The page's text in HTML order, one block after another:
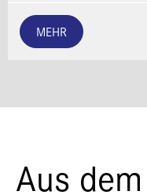
MEHR
Aus